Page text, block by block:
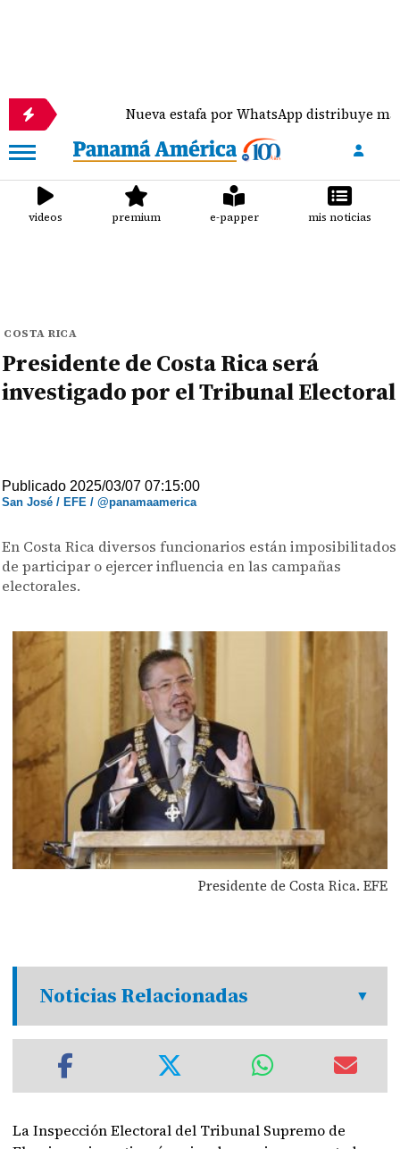
Nueva estafa por WhatsApp distribuye malware
videos premium e-papper mis noticias
COSTA RICA
Presidente de Costa Rica será
investigado por el Tribunal Electoral
Publicado 2025/03/07 07:15:00
San José / EFE / @panamaamerica
En Costa Rica diversos funcionarios están imposibilitados
de participar o ejercer influencia en las campañas
electorales.
Presidente de Costa Rica. EFE
Noticias Relacionadas
La Inspección Electoral del Tribunal Supremo de